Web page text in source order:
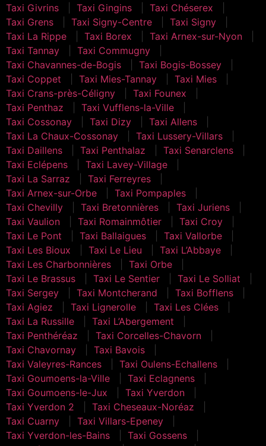
Taxi Givrins
Taxi Gingins
Taxi Chéserex
Taxi Grens
Taxi Signy-Centre
Taxi Signy
Taxi La Rippe
Taxi Borex
Taxi Arnex-sur-Nyon
Taxi Tannay
Taxi Commugny
Taxi Chavannes-de-Bogis
Taxi Bogis-Bossey
Taxi Coppet
Taxi Mies-Tannay
Taxi Mies
Taxi Crans-près-Céligny
Taxi Founex
Taxi Penthaz
Taxi Vufflens-la-Ville
Taxi Cossonay
Taxi Dizy
Taxi Allens
Taxi La Chaux-Cossonay
Taxi Lussery-Villars
Taxi Daillens
Taxi Penthalaz
Taxi Senarclens
Taxi Eclépens
Taxi Lavey-Village
Taxi La Sarraz
Taxi Ferreyres
Taxi Arnex-sur-Orbe
Taxi Pompaples
Taxi Chevilly
Taxi Bretonnières
Taxi Juriens
Taxi Vaulion
Taxi Romainmôtier
Taxi Croy
Taxi Le Pont
Taxi Ballaigues
Taxi Vallorbe
Taxi Les Bioux
Taxi Le Lieu
Taxi L’Abbaye
Taxi Les Charbonnières
Taxi Orbe
Taxi Le Brassus
Taxi Le Sentier
Taxi Le Solliat
Taxi Sergey
Taxi Montcherand
Taxi Bofflens
Taxi Agiez
Taxi Lignerolle
Taxi Les Clées
Taxi La Russille
Taxi L’Abergement
Taxi Penthéréaz
Taxi Corcelles-Chavorn
Taxi Chavornay
Taxi Bavois
Taxi Valeyres-Rances
Taxi Oulens-Echallens
Taxi Goumoens-la-Ville
Taxi Eclagnens
Taxi Goumoens-le-Jux
Taxi Yverdon
Taxi Yverdon 2
Taxi Cheseaux-Noréaz
Taxi Cuarny
Taxi Villars-Epeney
Taxi Yverdon-les-Bains
Taxi Gossens